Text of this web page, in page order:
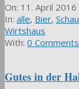
2016-
04-
11
On: 11. April 2016
In: alle, Bier,
Wirtshaus
With: 0 Comments
Gutes in der